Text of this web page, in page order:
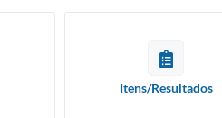
Itens/Resultados